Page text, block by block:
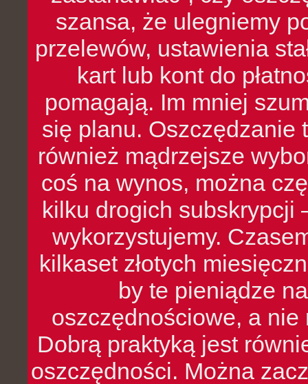
szansa, że ulegniemy
przelewów, ustawienia
kart lub kont do
pomagają. Im mniej
się planu. Oszczędzanie
również mądrzejsze
coś na wynos, można
kilku drogich subskrypcji
wykorzystujemy.
kilkaset złotych
by te pieniądze
oszczędnościowe, a nie
Dobrą praktyką jest
oszczędności. Można